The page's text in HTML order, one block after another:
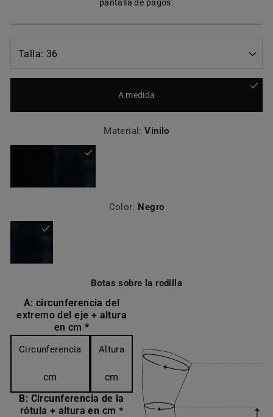
pantalla de pagos.
A medida
Material:Vinilo
Color: Negro
Botas sobre la rodilla
A: circunferencia del
extremo del eje + altura
en cm *
Circunferencia
cm
Altura
cm
B: Circunferencia de la
rótula + altura en cm *